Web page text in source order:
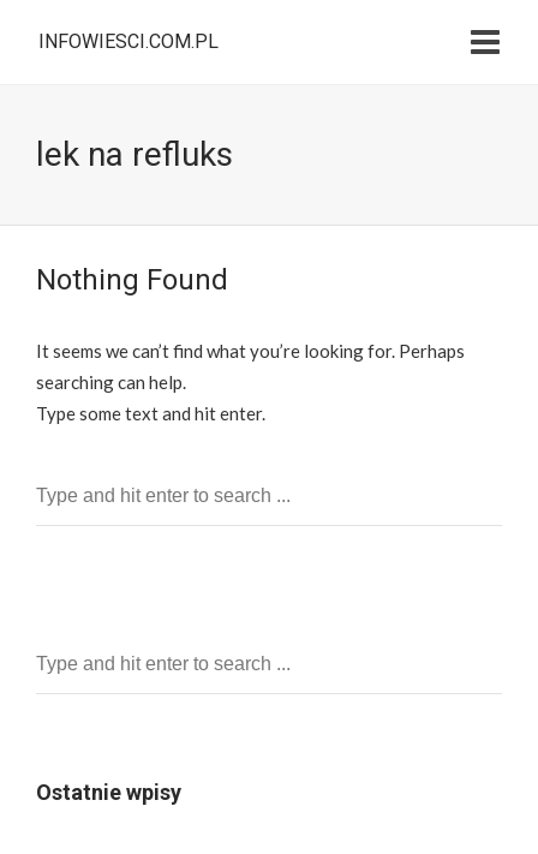
INFOWIESCI.COM.PL
lek na refluks
Nothing Found
It seems we can’t find what you’re looking for. Perhaps
searching can help.
Type some text and hit enter.
Ostatnie wpisy